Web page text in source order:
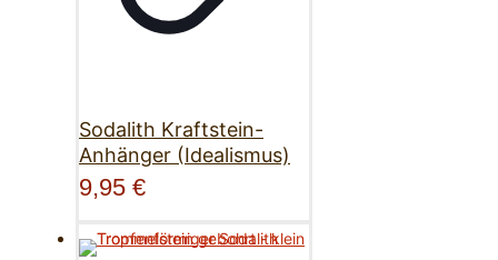
Sodalith Kraftstein-
Anhänger (Idealismus)
9,95 €